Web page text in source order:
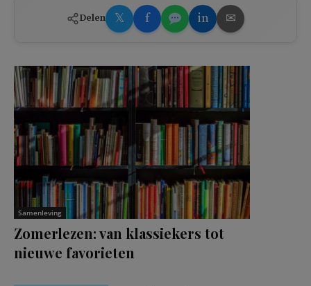
Delen 𝕏 f in ✉
Samenleving
Zomerlezen: van klassiekers tot
nieuwe favorieten